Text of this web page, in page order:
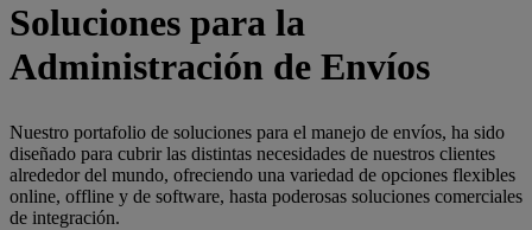
Soluciones para la
Administración de Envíos
Nuestro portafolio de soluciones para el manejo de envíos, ha sido
diseñado para cubrir las distintas necesidades de nuestros clientes
alrededor del mundo, ofreciendo una variedad de opciones flexibles
online, offline y de software, hasta poderosas soluciones comerciales
de integración.